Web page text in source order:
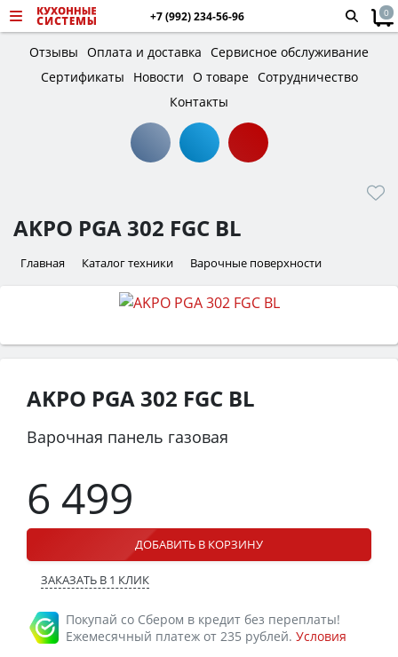
+7 (992) 234-56-96 0
Отзывы Оплата и доставка Сервисное обслуживание
Сертификаты
Новости О товаре Сотрудничество
Контакты
AKPO PGA 302 FGC BL
Главная Каталог техники Варочные поверхности
AKPO PGA 302 FGC BL
Варочная панель газовая
6 499
ДОБАВИТЬ В КОРЗИНУ
ЗАКАЗАТЬ В 1 КЛИК
Покупай со Сбером в кредит без переплаты!
Ежемесячный платеж от 235 рублей. Условия